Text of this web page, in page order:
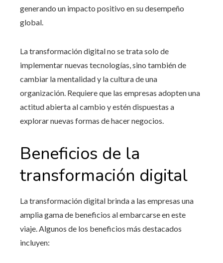
generando un impacto positivo en su desempeño
global.
La transformación digital no se trata solo de
implementar nuevas tecnologías, sino también de
cambiar la mentalidad y la cultura de una
organización. Requiere que las empresas adopten una
actitud abierta al cambio y estén dispuestas a
explorar nuevas formas de hacer negocios.
Beneficios de la
transformación digital
La transformación digital brinda a las empresas una
amplia gama de beneficios al embarcarse en este
viaje. Algunos de los beneficios más destacados
incluyen: